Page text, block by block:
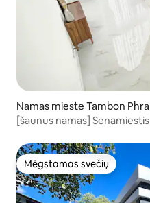
Namas mieste Tambon
[šaunus namas]
Mėgstamas svečių
Mėgstamas svečių